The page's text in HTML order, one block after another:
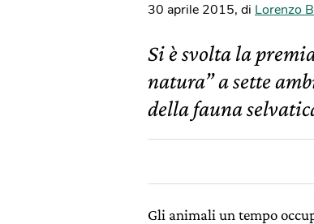
30 aprile 2015, di Lorenzo
Si è svolta la
natura” a sette
della fauna
Gli animali un tempo